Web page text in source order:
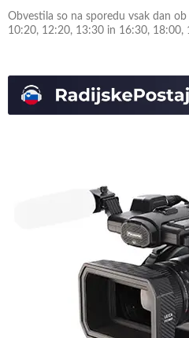
Obvestila so na sporedu vsak dan
10:20, 12:20, 13:30 in 16:30, 18:00,